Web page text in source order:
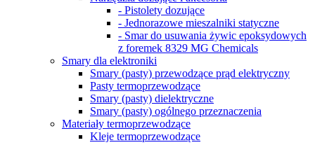
- Pistolety dozujące
- Jednorazowe mieszalniki statyczne
- Smar do usuwania żywic epoksydowych
z foremek 8329 MG Chemicals
Smary dla elektroniki
Smary (pasty) przewodzące prąd elektryczny
Pasty termoprzewodzące
Smary (pasty) dielektryczne
Smary (pasty) ogólnego przeznaczenia
Materiały termoprzewodzące
Kleje termoprzewodzące